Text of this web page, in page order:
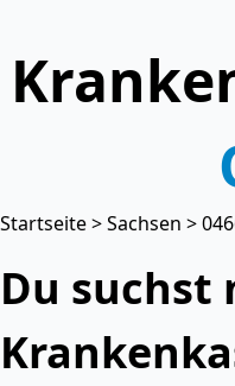
Startseite>Sachsen >
Du suchst